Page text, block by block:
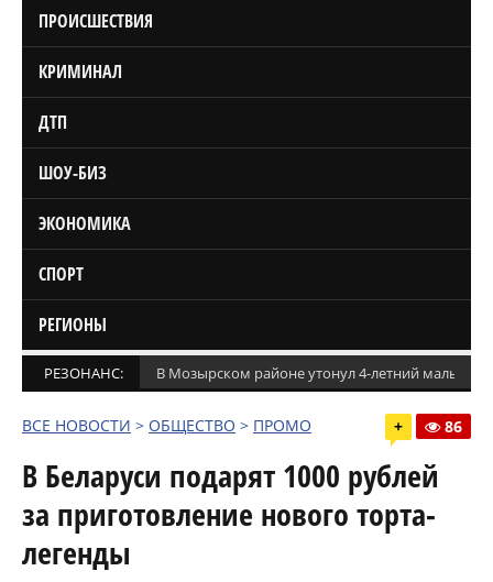
ПРОИСШЕСТВИЯ
КРИМИНАЛ
ДТП
ШОУ-БИЗ
ЭКОНОМИКА
СПОРТ
РЕГИОНЫ
РЕЗОНАНС: В Мозырском районе утонул 4-летний мальчик
ВСЕ НОВОСТИ > ОБЩЕСТВО > ПРОМО + 86
В Беларуси подарят 1000 рублей
за приготовление нового торта-
легенды